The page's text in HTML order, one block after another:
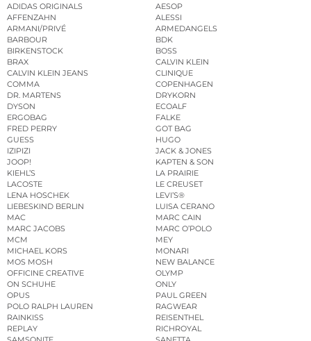
ADIDAS ORIGINALS
AESOP
AFFENZAHN
ALESSI
ARMANI/PRIVÉ
ARMEDANGELS
BARBOUR
BDK
BIRKENSTOCK
BOSS
BRAX
CALVIN KLEIN
CALVIN KLEIN JEANS
CLINIQUE
COMMA
COPENHAGEN
DR. MARTENS
DRYKORN
DYSON
ECOALF
ERGOBAG
FALKE
FRED PERRY
GOT BAG
GUESS
HUGO
IZIPIZI
JACK & JONES
JOOP!
KAPTEN & SON
KIEHL’S
LA PRAIRIE
LACOSTE
LE CREUSET
LENA HOSCHEK
LEVI’S®
LIEBESKIND BERLIN
LUISA CERANO
MAC
MARC CAIN
MARC JACOBS
MARC O’POLO
MCM
MEY
MICHAEL KORS
MONARI
MOS MOSH
NEW BALANCE
OFFICINE CREATIVE
OLYMP
ON SCHUHE
ONLY
OPUS
PAUL GREEN
POLO RALPH LAUREN
RAGWEAR
RAINKISS
REISENTHEL
REPLAY
RICHROYAL